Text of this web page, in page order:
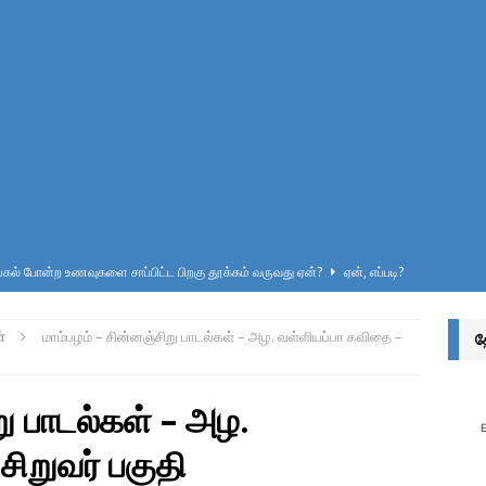
போன்ற உணவுகளை சாப்பிட்ட பிறகு தூக்கம் வருவது ஏன்?
ஏன், எப்படி?
எழுதுவோர்க்கு
இலக்கணம்
என்றால் என்ன? அதன் வகைகள் யாவை? – இலக்கணம் அறிவோம்!
மாம்பழம் – சின்னஞ்சிறு பாடல்கள் – அழ. வள்ளியப்பா கவிதை –
பாடல்கள் – அழ.
பகுதி